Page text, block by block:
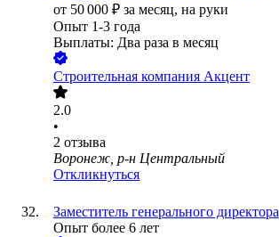
от 50 000 ₽ за месяц, на руки
Опыт 1-3 года
Выплаты: Два раза в месяц
Строительная компания Акцент
2.0
•
2 отзыва
Воронеж, р-н Центральный
Откликнуться
Заместитель генерального директора
Опыт более 6 лет